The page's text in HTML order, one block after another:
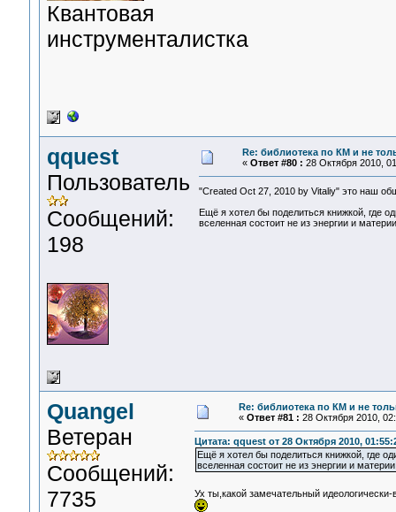
Квантовая
инструменталистка
qquest
Пользователь
Сообщений:
198
Re: библиотека по КМ и не
« Ответ #80 : 28 Октября 2010,
"Created Oct 27, 2010 by Vitaliy" это наш
Ещё я хотел бы поделиться книжкой, где
вселенная состоит не из энергии и
Quangel
Ветеран
Сообщений:
7735
Re: библиотека по КМ и не
« Ответ #81 : 28 Октября 2010,
Цитата: qquest от 28 Октября 2010,
Ещё я хотел бы поделиться книжкой, где
вселенная состоит не из энергии и
Ух ты,какой замечательный